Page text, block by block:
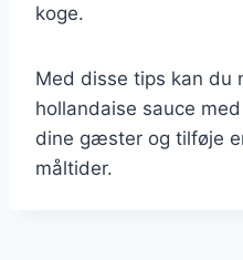
koge.
Med disse tips kan du
hollandaise sauce
dine gæster og tilføje
måltider.